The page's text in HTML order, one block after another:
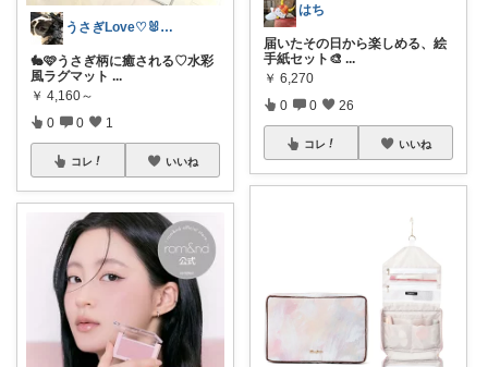
うさぎLove♡🐰みーちゃん🐰
🐇🩷うさぎ柄に癒される♡水彩
風ラグマット ...
￥ 4,160～
0 0 1
コレ いいね
はち
届いたその日から楽しめる、絵
手紙セット🎨 ...
￥ 6,270
0 0 26
コレ いいね